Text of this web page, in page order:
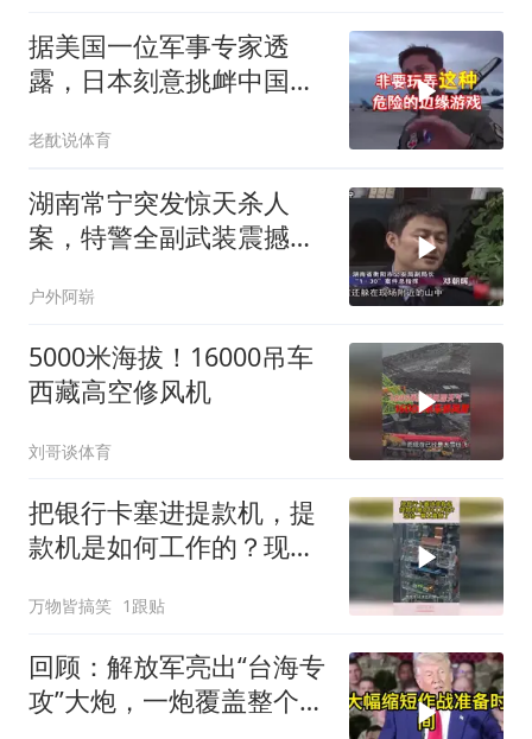
据美国一位军事专家透
露，日本刻意挑衅中国，
老酖说体育
湖南常宁突发惊天杀人
案，特警全副武装震撼全
户外阿崭
5000米海拔！16000吊车
西藏高空修风机
刘哥谈体育
把银行卡塞进提款机，提
款机是如何工作的？现场
万物皆搞笑 1跟贴
回顾：解放军亮出“台海专
攻”大炮，一炮覆盖整个海